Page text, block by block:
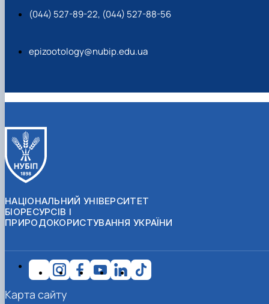
(044) 527-89-22, (044) 527-88-56
epizootology@nubip.edu.ua
НАЦІОНАЛЬНИЙ УНІВЕРСИТЕТ
БІОРЕСУРСІВ І
ПРИРОДОКОРИСТУВАННЯ УКРАЇНИ
Карта сайту